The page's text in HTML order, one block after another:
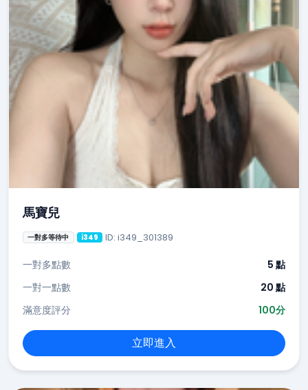
馬寶兒
一對多等待中 i349 ID: i349_301389
一對多點數
5 點
一對一點數
20 點
滿意度評分
100分
立即進入